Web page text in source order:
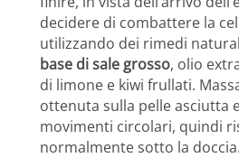
decidere di combattere la
utilizzando dei rimedi
base di sale grosso, olio
di limone e kiwi frullati.
ottenuta sulla pelle asciutta
movimenti circolari, quindi
normalmente sotto la doccia.